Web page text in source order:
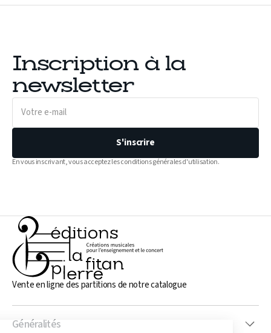
Inscription à la
newsletter
Votre
mail
S'inscrire
En vous inscrivant, vous acceptez les conditions générales d'utilisation.
Vente en ligne des partitions de notre catalogue
Généralités